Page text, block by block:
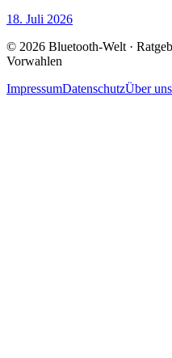
18. Juli 2026
© 2026 Bluetooth-Welt ·
Vorwahlen
ImpressumDatenschutzÜber uns